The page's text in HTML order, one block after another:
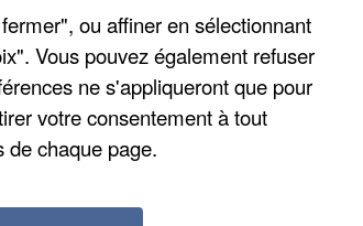
deux jeunes. Le
à se
les policiers, sans
ou affiner en sélectionnant
Vous pouvez également refuser
ne s'appliqueront que pour
votre consentement à tout
chaque page.